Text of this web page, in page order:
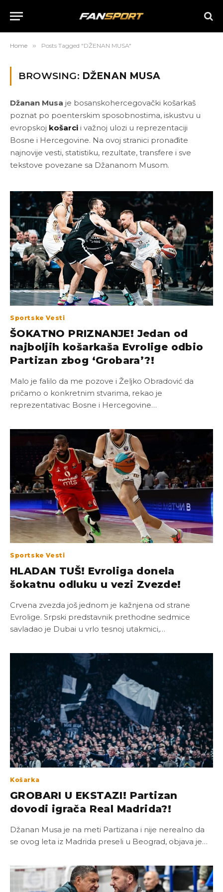
Home » Posts Tagged "DŽENAN MUSA"
BROWSING: DŽENAN MUSA
Džanan Musa je bosanskohercegovački košarkaš
poznat po poenterskim sposobnostima, iskustvu u
evropskoj košarci i važnoj ulozi u reprezentaciji
Bosne i Hercegovine. Na ovoj stranici pronađite
najnovije vesti, statistiku, rezultate, transfere i sve
tekstove povezane sa Džananom Musom.
Sportske Vesti
ŠOKATNO PRIZNANJE! Jedan od
najboljih košarkaša Evrolige odbio
Partizan zbog ‘Grobara’?!
Malo je falilo da me pozove i Željko Obradović da
pričamo o konkretnim stvarima, rekao je
reprezentativac Bosne i Hercegovine…
Sportske Vesti
HLADAN TUŠ! Evroliga donela
šokatnu odluku u vezi Zvezde!
Crvena zvezda još jednom je kažnjena od strane
Evrolige. Srpski predstavnik prethodne sedmice
savladao je Dubai u vrlo tesnoj utakmici,…
Košarka
GROBARI U EKSTAZI! Partizan
dovodi igrača Real Madrida?!
Džanan Musa je na meti Partizana i nije nerealno da
se ovog leta iz Madrida preseli u Beograd, objava je…